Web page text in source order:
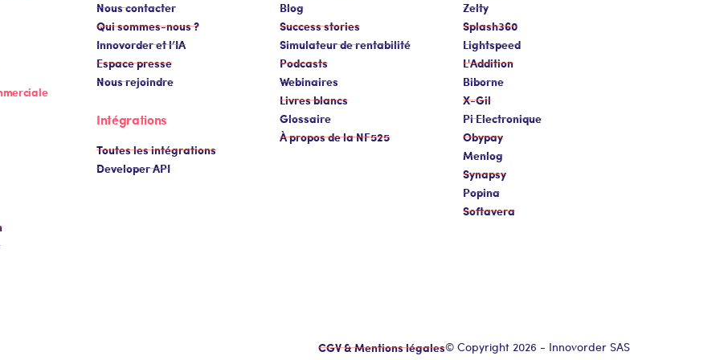
Nous contacter
Qui sommes-nous ?
Innovorder et l’IA
Espace presse
Nous rejoindre
Intégrations
Toutes les intégrations
Developer API
Blog
Success stories
Simulateur de rentabilité
Podcasts
Webinaires
Livres blancs
Glossaire
À propos de la NF525
Zelty
Splash360
Lightspeed
L'Addition
Biborne
X-Gil
Pi Electronique
Obypay
Menlog
Synapsy
Popina
Softavera
CGV & Mentions légales© Copyright 2026 - Innovorder SAS